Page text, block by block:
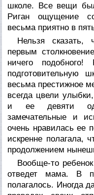
школе. Все вещи
Риган ощущение
весьма приятно в
Нельзя сказать,
первым
ничего
подготовительную
весьма престижное
всегда цвели
и ее девяти
замечательные и
очень нравилась ее
искренне полагала,
продолжением
Вообще-то
отведет мама. В
полагалось. Иногда